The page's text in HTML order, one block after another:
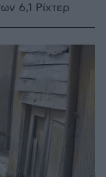
6,1 Ρίχτερ